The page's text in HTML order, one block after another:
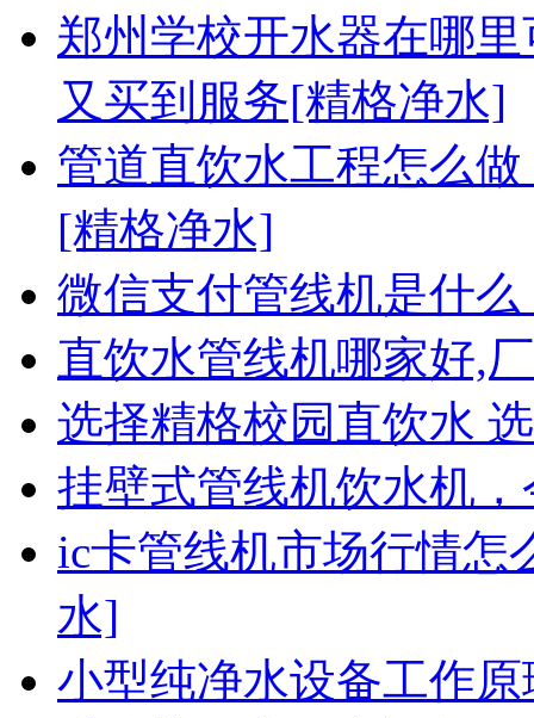
郑州学校开水器在哪
又买到服务[精格净水]
管道直饮水工程怎么
[精格净水]
微信支付管线机是什
直饮水管线机哪家好,
选择精格校园直饮水
挂壁式管线机饮水机
ic卡管线机市场行情怎
水]
小型纯净水设备工作